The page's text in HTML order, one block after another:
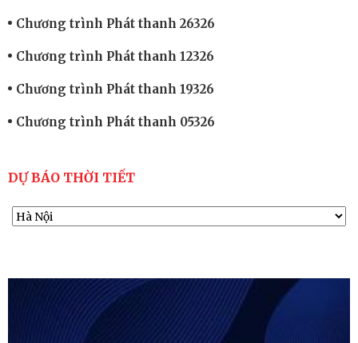
Chương trình Phát thanh 26326
Chương trình Phát thanh 12326
Chương trình Phát thanh 19326
Chương trình Phát thanh 05326
DỰ BÁO THỜI TIẾT